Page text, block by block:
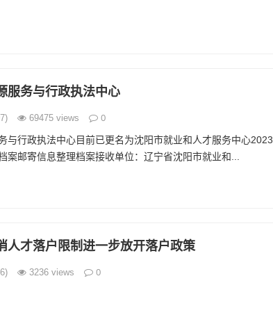
服务与行政执法中心
69475 views 0
与行政执法中心目前已更名为沈阳市就业和人才服务中心2023
案邮寄信息整理档案接收单位：辽宁省沈阳市就业和...
人才落户限制进一步放开落户政策
3236 views 0